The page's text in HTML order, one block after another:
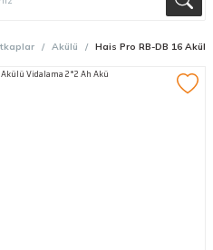
Akülü Hais Pro RB-DB 16